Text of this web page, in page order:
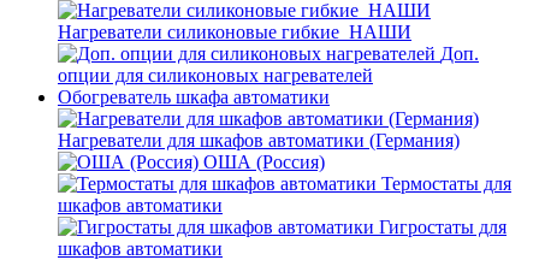
Нагреватели силиконовые гибкие_НАШИ
Доп.
опции для силиконовых нагревателей
Обогреватель шкафа автоматики
Нагреватели для шкафов автоматики (Германия)
ОША (Россия)
Термостаты для
шкафов автоматики
Гигростаты для
шкафов автоматики